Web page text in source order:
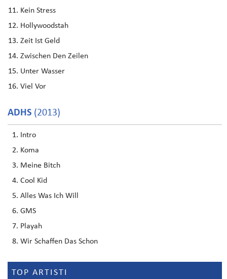
Kein Stress
Hollywoodstah
Zeit Ist Geld
Zwischen Den Zeilen
Unter Wasser
Viel Vor
ADHS (2013)
Intro
Koma
Meine Bitch
Cool Kid
Alles Was Ich Will
GMS
Playah
Wir Schaffen Das Schon
TOP ARTISTI